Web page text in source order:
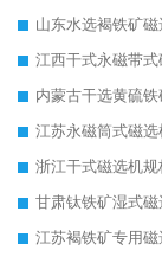
山东水选褐铁矿磁
江西干式永磁带式
内蒙古干选黄硫
江苏永磁筒式磁选
浙江干式磁选机规
甘肃钛铁矿湿式磁
江苏褐铁矿专用磁